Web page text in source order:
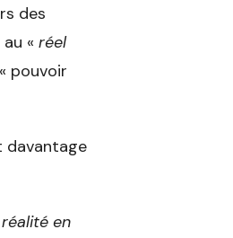
des
au « réel
pouvoir
davantage
en